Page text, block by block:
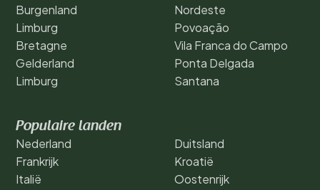
Burgenland
Limburg
Bretagne
Gelderland
Limburg
Nordeste
Povoação
Vila Franca do Campo
Ponta Delgada
Santana
Populaire landen
Nederland
Frankrijk
Italië
Duitsland
Kroatië
Oostenrijk